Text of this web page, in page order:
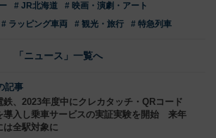
# JR北海道
# 映画・演劇・アート
# ラッピング車両 # 観光・旅行 # 特急列車
「ニュース」一覧へ
記事
鉄、2023年度中にクレカタッチ・QRコード
導入し乗車サービスの実証実験を開始 来年
は全駅対象に